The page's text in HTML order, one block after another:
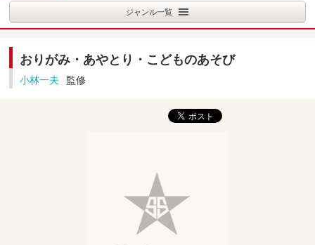
ジャンル一覧
おりがみ・あやとり・こどものあそび
小林一夫 監修